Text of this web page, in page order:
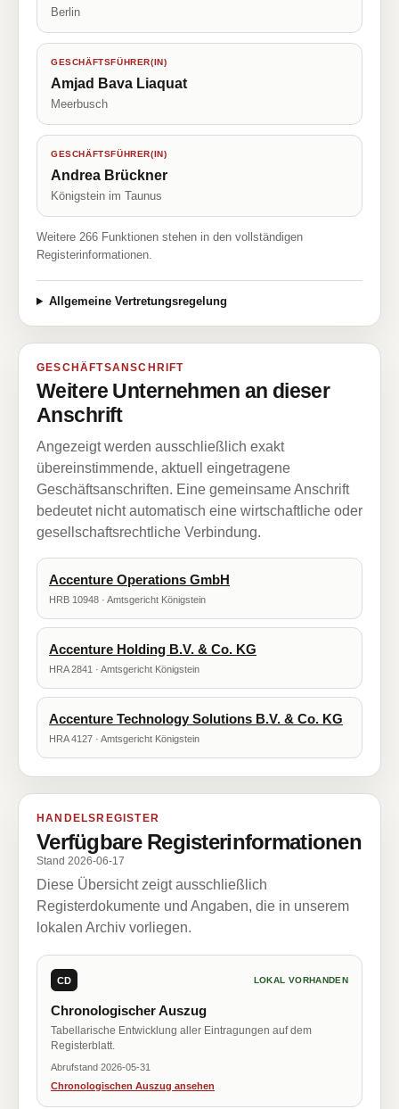
Berlin
GESCHÄFTSFÜHRER(IN)
Amjad Bava Liaquat
Meerbusch
GESCHÄFTSFÜHRER(IN)
Andrea Brückner
Königstein im Taunus
Weitere 266 Funktionen stehen in den vollständigen
Registerinformationen.
Allgemeine Vertretungsregelung
GESCHÄFTSANSCHRIFT
Weitere Unternehmen an dieser
Anschrift
Angezeigt werden ausschließlich exakt
übereinstimmende, aktuell eingetragene
Geschäftsanschriften. Eine gemeinsame Anschrift
bedeutet nicht automatisch eine wirtschaftliche oder
gesellschaftsrechtliche Verbindung.
Accenture Operations GmbH
HRB 10948 · Amtsgericht Königstein
Accenture Holding B.V. & Co. KG
HRA 2841 · Amtsgericht Königstein
Accenture Technology Solutions B.V. & Co. KG
HRA 4127 · Amtsgericht Königstein
HANDELSREGISTER
Verfügbare Registerinformationen
Stand 2026-06-17
Diese Übersicht zeigt ausschließlich
Registerdokumente und Angaben, die in unserem
lokalen Archiv vorliegen.
CD LOKAL VORHANDEN
Chronologischer Auszug
Tabellarische Entwicklung aller Eintragungen auf dem
Registerblatt.
Abrufstand 2026-05-31
Chronologischen Auszug ansehen